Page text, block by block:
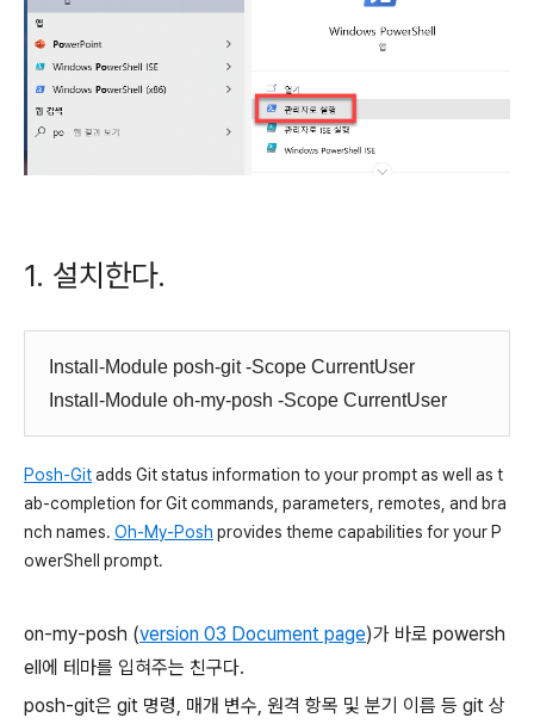
1. 설치한다.
Install-Module posh-git-Scope CurrentUser
Install-Module oh-my-posh -Scope CurrentUser
Posh-Gitadds Git status information to your prompt as well as t
ab-completion for Git commands, parameters, remotes, and bra
nch names. Oh-My-Posh provides theme capabilities for your P
owerShell prompt.
on-my-posh (version 03 Document page)가 바로 powersh
ell에 테마를 입혀주는 친구다.
posh-git은 git 명령, 매개 변수, 원격 항목 및 분기 이름 등 git 상